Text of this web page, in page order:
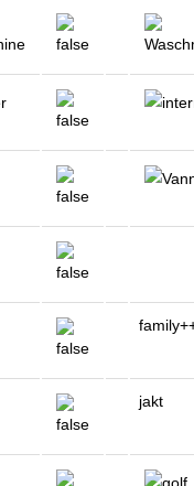
jakt